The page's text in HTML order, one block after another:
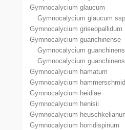
Gymnocalycium glaucum
Gymnocalycium glaucum
Gymnocalycium griseopallidum
Gymnocalycium guanchinense
Gymnocalycium
Gymnocalycium
Gymnocalycium hamatum
Gymnocalycium
Gymnocalycium heidiae
Gymnocalycium henisii
Gymnocalycium
Gymnocalycium horridispinum